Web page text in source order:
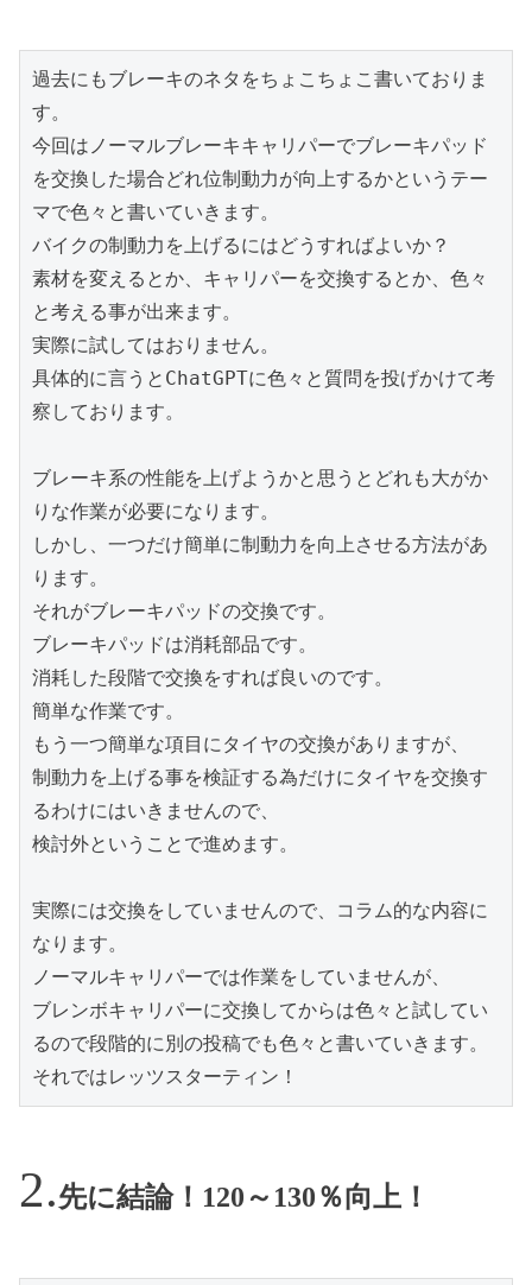
過去にもブレーキのネタをちょこちょこ書いておりま
す。
今回はノーマルブレーキキャリパーでブレーキパッド
を交換した場合どれ位制動力が向上するかというテー
マで色々と書いていきます。
バイクの制動力を上げるにはどうすればよいか？
素材を変えるとか、キャリパーを交換するとか、色々
と考える事が出来ます。
実際に試してはおりません。
具体的に言うとChatGPTに色々と質問を投げかけて考
察しております。
ブレーキ系の性能を上げようかと思うとどれも大がか
りな作業が必要になります。
しかし、一つだけ簡単に制動力を向上させる方法があ
ります。
それがブレーキパッドの交換です。
ブレーキパッドは消耗部品です。
消耗した段階で交換をすれば良いのです。
簡単な作業です。
もう一つ簡単な項目にタイヤの交換がありますが、
制動力を上げる事を検証する為だけにタイヤを交換す
るわけにはいきませんので、
検討外ということで進めます。
実際には交換をしていませんので、コラム的な内容に
なります。
ノーマルキャリパーでは作業をしていませんが、
ブレンボキャリパーに交換してからは色々と試してい
るので段階的に別の投稿でも色々と書いていきます。
それではレッツスターティン！
先に結論！120～130％向上！